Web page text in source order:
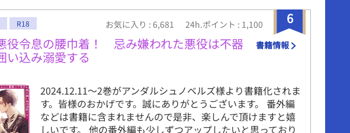
6
R18 お気に入り : 6,681 24h.ポイント : 1,100
役令息の腰巾着！ 忌み嫌われた悪役は不器
い込み溺愛する
書籍情報
2024.12.11～2巻がアンダルシュノベルズ様より書籍化されま
す。皆様のおかげです。誠にありがとうございます。 番外編
などは書籍に含まれませんので是非、楽しんで頂けますと嬉
しいです。 他の番外編も少しずつアップしたいと思っており